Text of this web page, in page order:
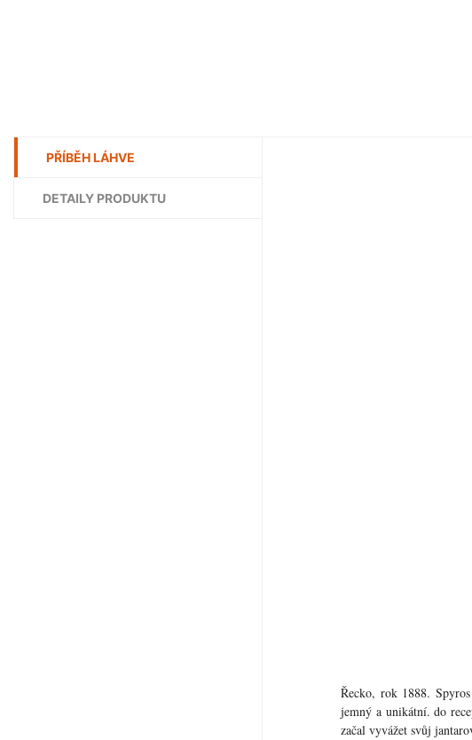
PŘÍBĚH LÁHVE
DETAILY PRODUKTU
Řecko, rok 1888.
jemný a unikátní. do
začal vyvážet svůj